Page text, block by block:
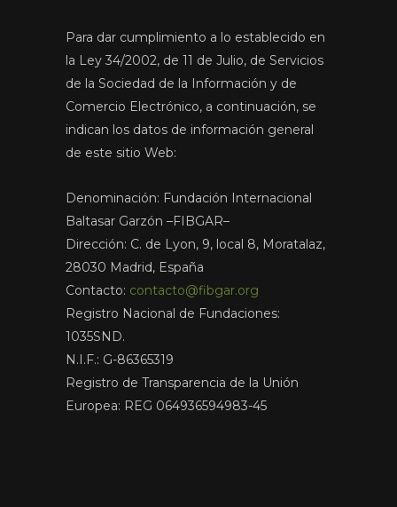
Para dar cumplimiento a lo establecido en
la Ley 34/2002, de 11 de Julio, de Servicios
de la Sociedad de la Información y de
Comercio Electrónico, a continuación, se
indican los datos de información general
de este sitio Web:
Denominación: Fundación Internacional
Baltasar Garzón –FIBGAR–
Dirección: C. de Lyon, 9, local 8, Moratalaz,
28030 Madrid, España
Contacto: contacto@fibgar.org
Registro Nacional de Fundaciones:
1035SND.
N.I.F.: G-86365319
Registro de Transparencia de la Unión
Europea: REG 064936594983-45